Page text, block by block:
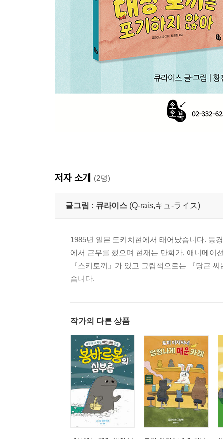
저자 소개 (2명)
글그림 : 큐라이스 (Q-rais,キュ-ライス)
1985년 일본 도키치현에서 태어났습니다. 동
에서 근무를 했으며 현재는 만화가, 애니메이
『스키토끼』가 있고 그림책으로는 『당근
습니다.
작가의 다른 상품